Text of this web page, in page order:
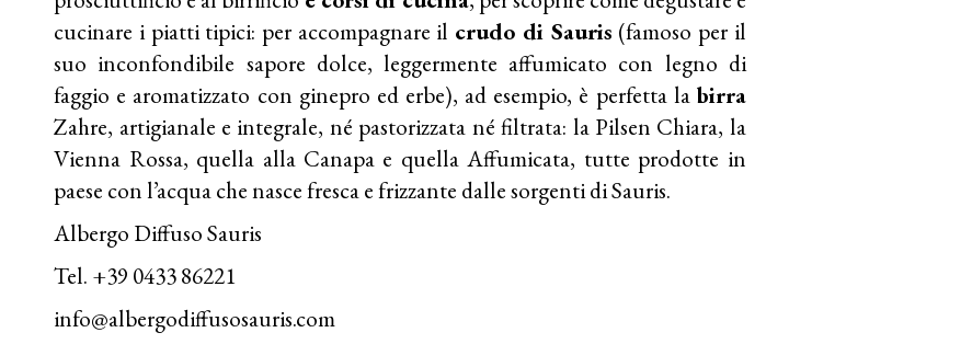
cucinare i piatti tipici: per accompagnare il crudo di Sauris (famoso per il
suo inconfondibile sapore dolce, leggermente affumicato con legno di
faggio e aromatizzato con ginepro ed erbe), ad esempio, è perfetta la birra
Zahre, artigianale e integrale, né pastorizzata né filtrata: la Pilsen Chiara, la
Vienna Rossa, quella alla Canapa e quella Affumicata, tutte prodotte in
paese con l’acqua che nasce fresca e frizzante dalle sorgenti di Sauris.
Albergo Diffuso Sauris
Tel. +39 0433 86221
info@albergodiffusosauris.com